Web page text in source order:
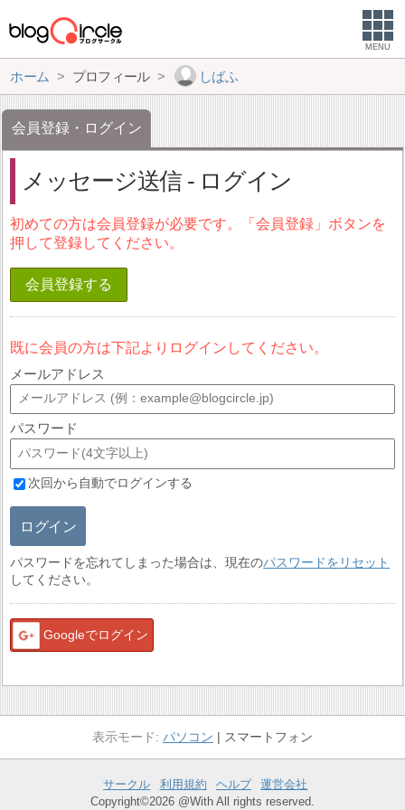
MENU
ホーム プロフィール しばふ
会員登録・ログイン
メッセージ送信 - ログイン
初めての方は会員登録が必要です。「会員登録」ボタンを
押して登録してください。
会員登録する
既に会員の方は下記よりログインしてください。
メールアドレス
パスワード
次回から自動でログインする
ログイン
パスワードを忘れてしまった場合は、現在のパスワードをリセット
してください。
Googleでログイン
パソコン スマートフォン
サークル 利用規約 ヘルプ
運営会社
Copyright©2026 @With All rights reserved.